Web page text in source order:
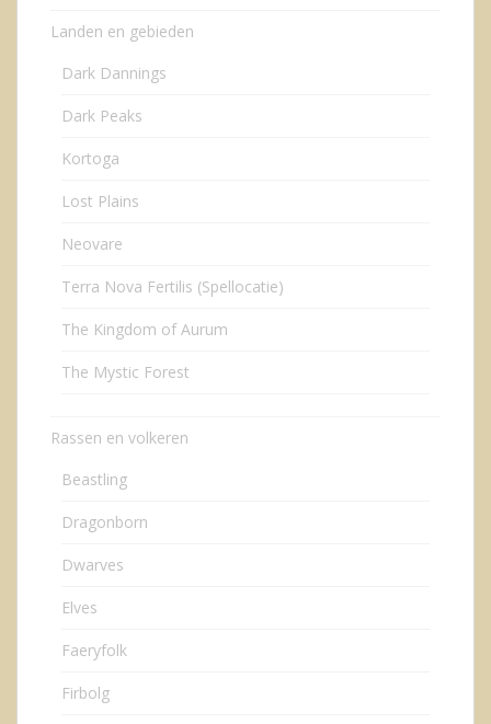
Landen en gebieden
Dark Dannings
Dark Peaks
Kortoga
Lost Plains
Neovare
Terra Nova Fertilis (Spellocatie)
The Kingdom of Aurum
The Mystic Forest
Rassen en volkeren
Beastling
Dragonborn
Dwarves
Elves
Faeryfolk
Firbolg